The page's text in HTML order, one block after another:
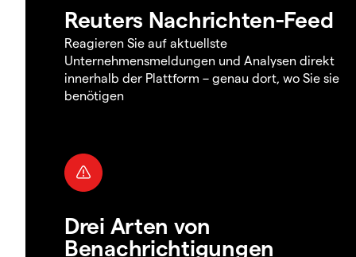
Reuters Nachrichten-Feed
Reagieren Sie auf aktuellste
Unternehmensmeldungen und Analysen direkt
innerhalb der Plattform – genau dort, wo Sie sie
benötigen
Drei Arten von
Benachrichtigungen